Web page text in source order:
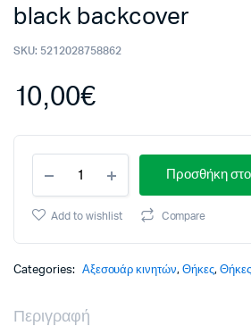
black backcover
SKU: 5212028758862
10,00€
XIAOMI
REDMI
NOTE
5G
black
Προσθήκη
Add to wishlist Compare
Categories: Αξεσουάρ κινητών,Θήκες,
Περιγραφή